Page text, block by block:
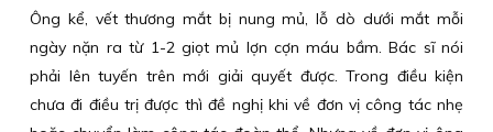
Ông kể, vết thương mắt bị nung mủ, lỗ dò dưới mắt mỗi
ngày nặn ra từ 1-2 giọt mủ lợn cợn máu bầm. Bác sĩ nói
phải lên tuyến trên mới giải quyết được. Trong điều kiện
chưa đi điều trị được thì đề nghị khi về đơn vị công tác nhẹ